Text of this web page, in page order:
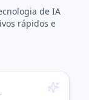
de IA
rápidos e